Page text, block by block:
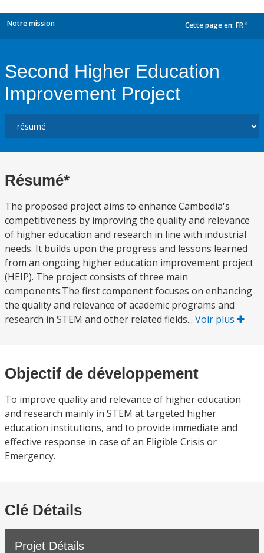
Notre mission Cette page en: FR
Second Higher Education
Improvement Project
Résumé*
The proposed project aims to enhance Cambodia's
competitiveness by improving the quality and relevance
of higher education and research in line with industrial
needs. It builds upon the progress and lessons learned
from an ongoing higher education improvement project
(HEIP). The project consists of three main
components.The first component focuses on enhancing
the quality and relevance of academic programs and
research in STEM and other related fields... Voir plus
Objectif de développement
To improve quality and relevance of higher education
and research mainly in STEM at targeted higher
education institutions, and to provide immediate and
effective response in case of an Eligible Crisis or
Emergency.
Clé Détails
Projet Détails